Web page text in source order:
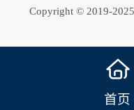
Copyright © 2019-
首页